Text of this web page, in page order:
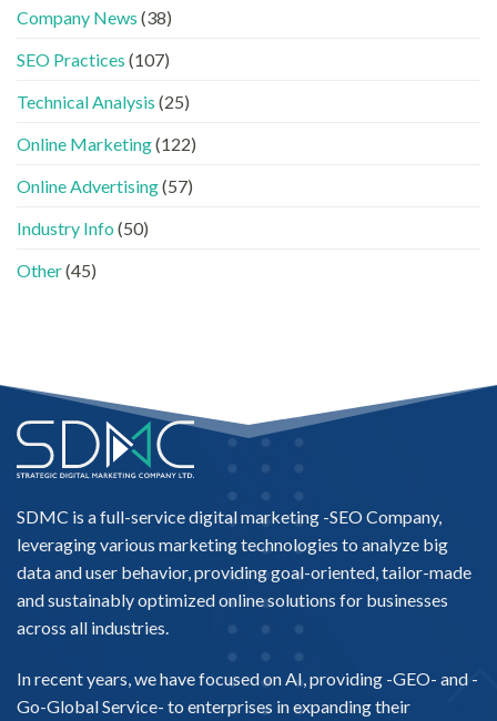
工〉
中
AISEO
AEO
實
做
品
如
進
的
任
單」？〉
Company News (38)
SEO Practices (107)
Technical Analysis (25)
Online Marketing(122)
Online Advertising(57)
Industry Info (50)
Other(45)
SDMC is a full-service digital marketing -SEO Company,
leveraging various marketing technologies to analyze big
data and user behavior, providing goal-oriented, tailor-made
and sustainably optimized online solutions for businesses
across all industries.
In recent years, we have focused on AI, providing -GEO- and -
Go-Global Service- to enterprises in expanding their